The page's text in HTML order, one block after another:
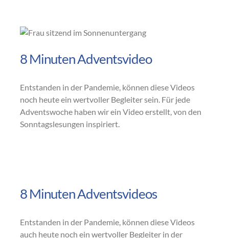
8 Minuten Adventsvideo
Entstanden in der Pandemie, können diese Videos
noch heute ein wertvoller Begleiter sein. Für jede
Adventswoche haben wir ein Video erstellt, von den
Sonntagslesungen inspiriert.
8 Minuten Adventsvideos
Entstanden in der Pandemie, können diese Videos
auch heute noch ein wertvoller Begleiter in der